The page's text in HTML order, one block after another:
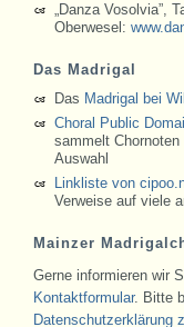
„Danza Vosolvia”,
Oberwesel:
Das Madrigal
Das Madrigal bei
Choral Public
sammelt
Auswahl
Linkliste von
Verweise auf viele
Mainzer
Gerne informieren wir
Kontaktformular. Bitte
Datenschutzerklärung